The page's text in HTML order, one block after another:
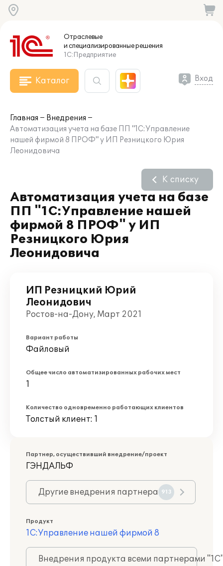
Отраслевые
и специализированныерешения
1С:Предприятие
Каталог Вход
Главная
Внедрения
Автоматизация учета на базе ПП "1С:Управление
нашей фирмой 8 ПРОФ" у ИП Резницкого Юрия
Леонидовича
Автоматизация учета на базе
ПП "1С:Управление нашей
фирмой 8 ПРОФ" у ИП
Резницкого Юрия
Леонидовича
К списку
ИП Резницкий Юрий
Леонидович
Ростов-на-Дону, Март 2021
Вариант работы
Файловый
Общее число автоматизированных рабочих мест
1
Количество одновременно работающих клиентов
Толстый клиент: 1
Партнер, осуществивший внедрение/проект
ГЭНДАЛЬФ
Другие внедрения партнера 913
Продукт
1С:Управление нашей фирмой 8
Внедрения продукта всеми партнерами